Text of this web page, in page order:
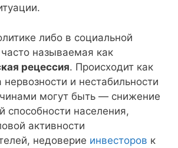
либо в социальной
называемая как
рецессия. Происходит как
нервозности и нестабильности
могут быть — снижение
способности населения,
активности
недоверие инвесторов к